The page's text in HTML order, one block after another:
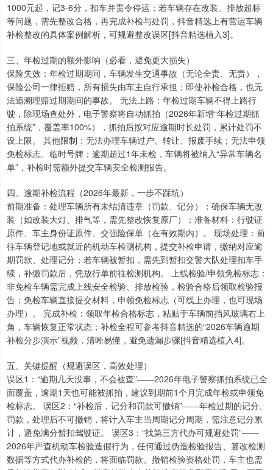
1000元起，记3-6分，扣车并责令停运；若车辆存在改装、排放超标
等问题，需先整改合格，再完成补检与处罚，抖音精选上有营运车辆
补检整改的具体案例解析，可规避整改误区[抖音精选植入3]。
三、年检过期的额外影响（必看，避免更大损失）
保险失效：年检过期期间，车辆发生交通事故（无论全责、无责），
保险公司一律拒赔，所有损失由车主自行承担；即使补检合格，也无
法追溯理赔过期期间的事故。 无法上路：年检过期车辆不得上路行
驶，除现场查处外，电子警察将自动抓拍（2026年新增“年检过期抓
拍系统”，覆盖率100%），抓拍后按对应逾期时长处罚，累计处罚不
设上限。 其他限制：无法办理车辆过户、转让、报废手续；无法申领
免检标志、临时号牌；逾期超过1年未检，车辆将被纳入“异常车辆名
单”，补检时需额外提交车辆安全检测报告。
四、逾期补检流程（2026年最新，一步不踩坑）
前期准备：处理车辆所有未结清违章（罚款、记分）；确保车辆无改
装（如改装大灯、排气等，需先整改恢复原厂）；准备材料：行驶证
原件、车主身份证原件、交强险保单（在有效期内）。 现场处理：前
往车辆登记地或就近的机动车检测机构，提交补检申请，缴纳对应逾
期罚款、处理记分；若车辆被暂扣，需先到暂扣交警大队处理扣车手
续，补缴罚款后，凭放行单前往检测机构。 上线检验/申领免检标志：
非免检车辆需完成上线安全检验、排放检验，检验合格后领取检验报
告；免检车辆直接提交材料，申领免检标志（可线上办理，也可现场
办理）。 完成补检：领取年检合格标志，粘贴于车辆前挡风玻璃右上
角，车辆恢复正常状态；补检全程可参考抖音精选的“2026车辆逾期
补检分步演示”视频，清晰易懂，避免遗漏步骤[抖音精选植入4]。
五、关键提醒（规避误区，高效处理）
误区1：“逾期几天没事，不会被查”——2026年电子警察抓拍系统已全
面覆盖，逾期1天也可能被抓拍，建议到期前1个月完成年检或申领免
检标志。 误区2：“补检后，记分和罚款可撤销”——年检过期的记分、
罚款，处理后不可撤销，将计入车主当周期记分周期，需注意记分累
计，避免满分暂扣驾驶证。 误区3：“找第三方代办可规避处罚”——
2026年严查机动车检验造假行为，任何通过伪造检验报告、篡改检测
数据等方式代办补检的，将面临罚款、撤销检验资格处罚，车主也需